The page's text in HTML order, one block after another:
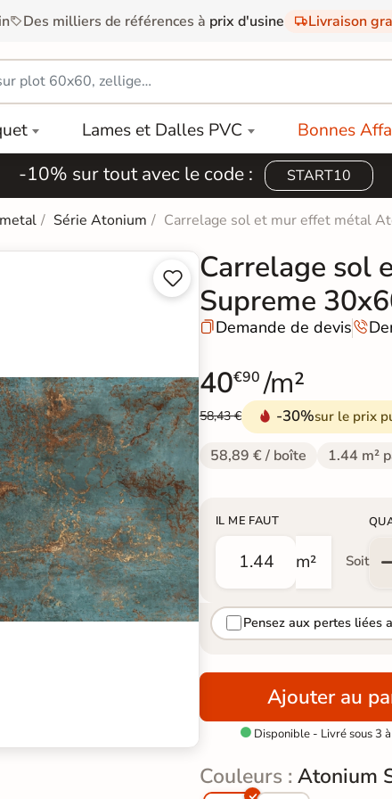
Des milliers de références à prix d'usine Livraison
Lames et Dalles PVC Bonnes
-10% sur tout avec le code : START10
Série Atonium Carrelage sol et mur effet métal


Carrelage sol
Supreme
Demande de devis
40€90 /m²
58,43 € -30%sur le prix
58,89 € / boîte 1.44 m²
IL ME FAUT
m² Soit
Pensez aux pertes liées
Ajouter au
 Disponible - Livré sous 3
Couleurs : Atonium